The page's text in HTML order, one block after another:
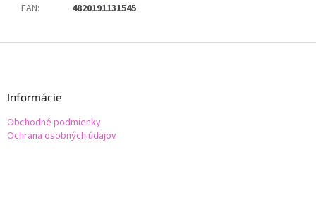
EAN: 4820191131545
Informácie
Obchodné podmienky
Ochrana osobných údajov